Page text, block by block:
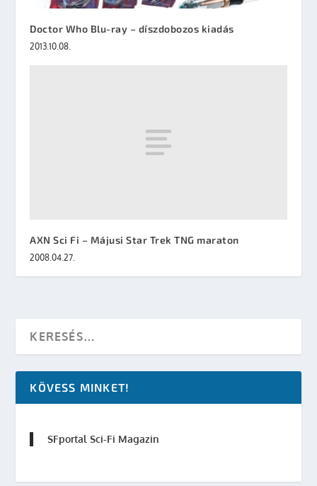
Doctor Who Blu-ray – díszdobozos kiadás
2013.10.08.
AXN Sci Fi – Májusi Star Trek TNG maraton
2008.04.27.
KÖVESS MINKET!
SFportal Sci-Fi Magazin